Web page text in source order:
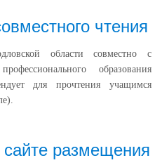
чтения
области совместно с
образования
для прочтения учащимся
размещения